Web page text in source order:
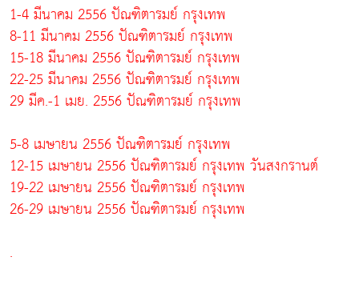
1-4 มีนาคม 2556 ปัณฑิตารมย์ กรุงเทพ
8-11 มีนาคม 2556 ปัณฑิตารมย์ กรุงเทพ
15-18 มีนาคม 2556 ปัณฑิตารมย์ กรุงเทพ
22-25 มีนาคม 2556 ปัณฑิตารมย์ กรุงเทพ
29 มีค.-1 เมย. 2556 ปัณฑิตารมย์ กรุงเทพ
5-8 เมษายน 2556 ปัณฑิตารมย์ กรุงเทพ
12-15 เมษายน 2556 ปัณฑิตารมย์ กรุงเทพ วันสงกรานต์
19-22 เมษายน 2556 ปัณฑิตารมย์ กรุงเทพ
26-29 เมษายน 2556 ปัณฑิตารมย์ กรุงเทพ
.